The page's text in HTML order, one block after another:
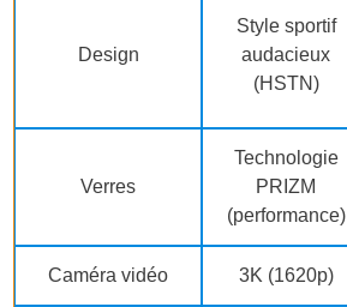
Design
Style sportif
audacieux
(HSTN)
Verres
Technologie
PRIZM
(performance)
Caméra vidéo 3K (1620p)